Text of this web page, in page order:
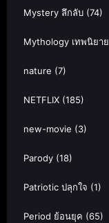
Mystery ลึกลับ (74)
Mythology เทพนิยาย
nature (7)
NETFLIX (185)
new-movie (3)
Parody (18)
Patriotic ปลุกใจ (1)
Period ย้อนยุค (65)